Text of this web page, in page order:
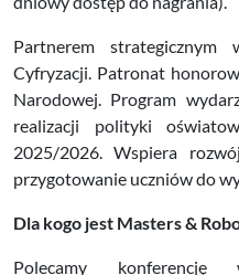
Partnerem strategicznym
Cyfryzacji. Patronat
Narodowej. Program
realizacji polityki
2025/2026. Wspiera
przygotowanie uczniów do
Dla kogo jest Masters &
Polecamy konferencję